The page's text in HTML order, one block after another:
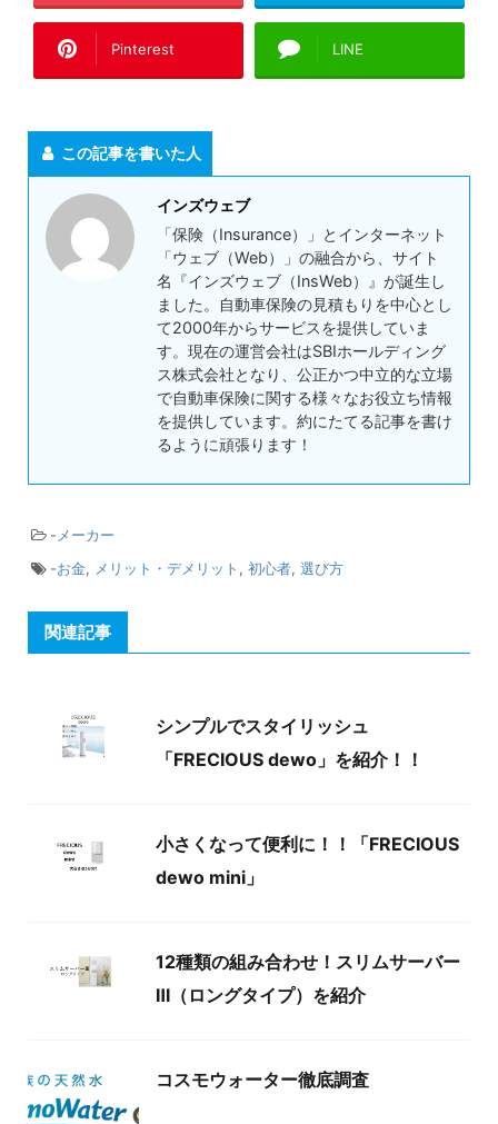
Pinterest LINE
この記事を書いた人
インズウェブ
「保険（Insurance）」とインターネット
「ウェブ（Web）」の融合から、サイト
名『インズウェブ（InsWeb）』が誕生し
ました。自動車保険の見積もりを中心とし
て2000年からサービスを提供していま
す。現在の運営会社はSBIホールディング
ス株式会社となり、公正かつ中立的な立場
で自動車保険に関する様々なお役立ち情報
を提供しています。約にたてる記事を書け
るように頑張ります！
- メーカー
-お金, メリット・デメリット , 初心者, 選び方
関連記事
シンプルでスタイリッシュ
「FRECIOUS dewo」を紹介！！
小さくなって便利に！！「FRECIOUS
dewo mini」
12種類の組み合わせ！スリムサーバー
Ⅲ（ロングタイプ）を紹介
コスモウォーター徹底調査